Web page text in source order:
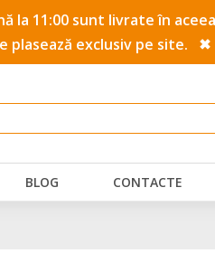
la 11:00 sunt livrate în
plasează exclusiv pe site.
✖
BLOG CONTACTE